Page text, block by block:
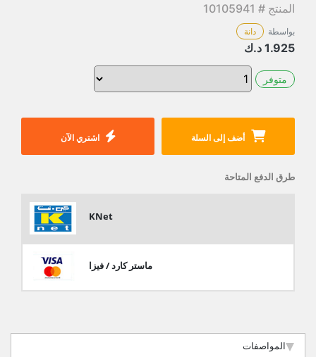
المنتج # 10105941
بواسطة دانة
1.925 د.ك
متوفر
أضف إلى السلة اشتري الآن
طرق الدفع المتاحة
KNet
ماستر كارد / فيزا
المواصفات